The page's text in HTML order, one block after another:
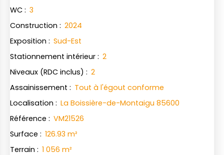
WC : 3
Construction : 2024
Exposition : Sud-Est
Stationnement intérieur : 2
Niveaux (RDC inclus) : 2
Assainissement : Tout à l'égout conforme
Localisation : La Boissière-de-Montaigu 85600
Référence : VM21526
Surface : 126.93 m²
Terrain : 1 056 m²